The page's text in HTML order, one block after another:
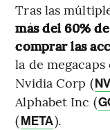
Tras las
más del 60%
comprar las
la de
Nvidia Corp (
Alphabet Inc (
(META).